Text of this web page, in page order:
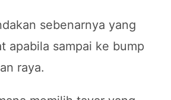
sebenarnya yang
apabila sampai ke bump
raya.